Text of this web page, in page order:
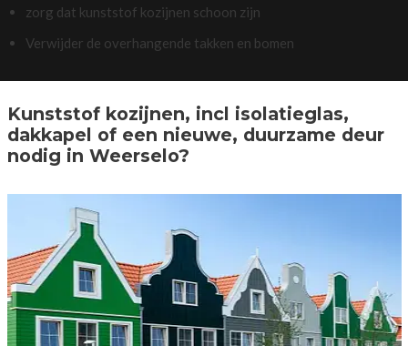
zorg dat kunststof kozijnen schoon zijn
Verwijder de overhangende takken en bomen
Kunststof kozijnen, incl isolatieglas,
dakkapel of een nieuwe, duurzame deur
nodig in Weerselo?